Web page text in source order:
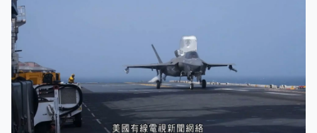
施，全力救治傷員，並切實保護在俄中國公民人身及財產
安全。